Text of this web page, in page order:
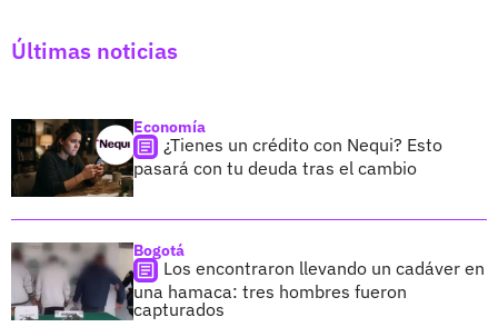
Últimas noticias
Economía
¿Tienes un crédito con Nequi? Esto
pasará con tu deuda tras el cambio
Bogotá
Los encontraron llevando un cadáver en
una hamaca: tres hombres fueron
capturados